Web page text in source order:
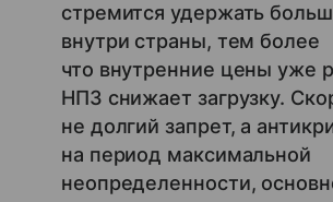
стремится удержать
внутри страны, тем более
что внутренние цены уже
НПЗ снижает загрузку.
не долгий запрет, а
на период максимальной
неопределенности,